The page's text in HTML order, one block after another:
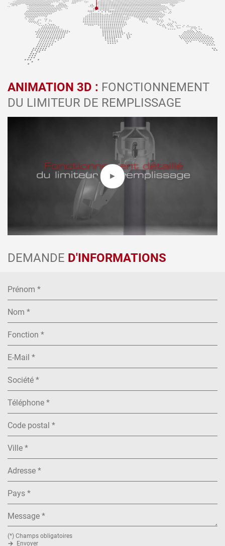
ANIMATION 3D : FONCTIONNEMENT
DU LIMITEUR DE REMPLISSAGE
DEMANDE D'INFORMATIONS
(*) Champs obligatoires
Envoyer